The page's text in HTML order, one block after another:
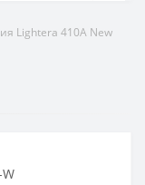
Lightera 410A New